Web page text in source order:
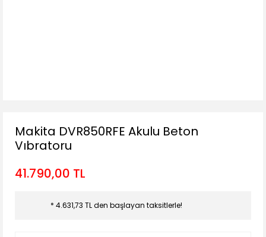
Makita DVR850RFE Akulu Beton
Vıbratoru
41.790,00 TL
* 4.631,73 TL den başlayan taksitlerle!